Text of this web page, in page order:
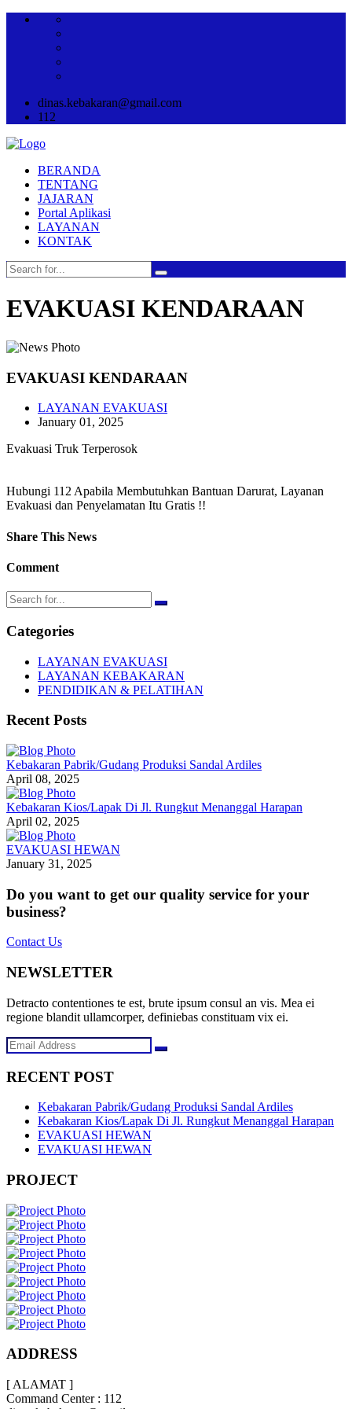
dinas.kebakaran@gmail.com
112
BERANDA
TENTANG
JAJARAN
Portal Aplikasi
LAYANAN
KONTAK
EVAKUASI KENDARAAN
EVAKUASI KENDARAAN
LAYANAN EVAKUASI
January 01, 2025
Evakuasi Truk Terperosok
Hubungi 112 Apabila Membutuhkan Bantuan Darurat, Layanan
Evakuasi dan Penyelamatan Itu Gratis !!
Share This News
Comment
Categories
LAYANAN EVAKUASI
LAYANAN KEBAKARAN
PENDIDIKAN & PELATIHAN
Recent Posts
Kebakaran Pabrik/Gudang Produksi Sandal Ardiles
April 08, 2025
Kebakaran Kios/Lapak Di Jl. Rungkut Menanggal Harapan
April 02, 2025
EVAKUASI HEWAN
January 31, 2025
Do you want to get our quality service for your
business?
Contact Us
NEWSLETTER
Detracto contentiones te est, brute ipsum consul an vis. Mea ei
regione blandit ullamcorper, definiebas constituam vix ei.
RECENT POST
Kebakaran Pabrik/Gudang Produksi Sandal Ardiles
Kebakaran Kios/Lapak Di Jl. Rungkut Menanggal Harapan
EVAKUASI HEWAN
EVAKUASI HEWAN
PROJECT
ADDRESS
[ ALAMAT ]
Command Center : 112